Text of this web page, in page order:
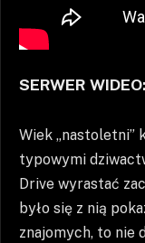
SERWER WIDEO:
Wiek „nastoletni”
typowymi
Drive wyrastać
było się z nią
znajomych, to nie